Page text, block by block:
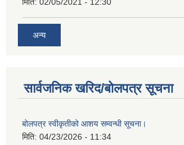
अन्य
सार्वजनिक खरिद/बोलपत्र सूचना
बोलपत्र स्वीकृतीको आशय सम्वन्धी सूचना।
मिति: 04/23/2026 - 11:34